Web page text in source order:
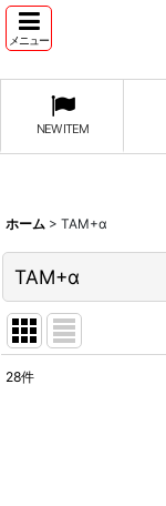
メニュー
NEW ITEM
ホーム > TAM+α
TAM+α
28件